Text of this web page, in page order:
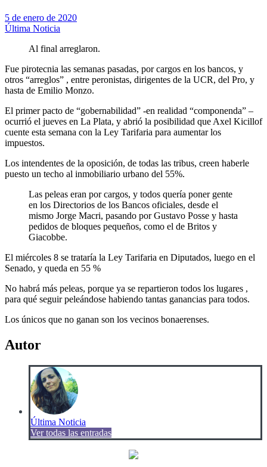
5 de enero de 2020
Última Noticia
Al final arreglaron.
Fue pirotecnia las semanas pasadas, por cargos en los bancos, y
otros “arreglos” , entre peronistas, dirigentes de la UCR, del Pro, y
hasta de Emilio Monzo.
El primer pacto de “gobernabilidad” -en realidad “componenda” –
ocurrió el jueves en La Plata, y abrió la posibilidad que Axel Kicillof
cuente esta semana con la Ley Tarifaria para aumentar los
impuestos.
Los intendentes de la oposición, de todas las tribus, creen haberle
puesto un techo al inmobiliario urbano del 55%.
Las peleas eran por cargos, y todos quería poner gente
en los Directorios de los Bancos oficiales, desde el
mismo Jorge Macri, pasando por Gustavo Posse y hasta
pedidos de bloques pequeños, como el de Britos y
Giacobbe.
El miércoles 8 se trataría la Ley Tarifaria en Diputados, luego en el
Senado, y queda en 55 %
No habrá más peleas, porque ya se repartieron todos los lugares ,
para qué seguir peleándose habiendo tantas ganancias para todos.
Los únicos que no ganan son los vecinos bonaerenses.
Autor
Última Noticia
Ver todas las entradas